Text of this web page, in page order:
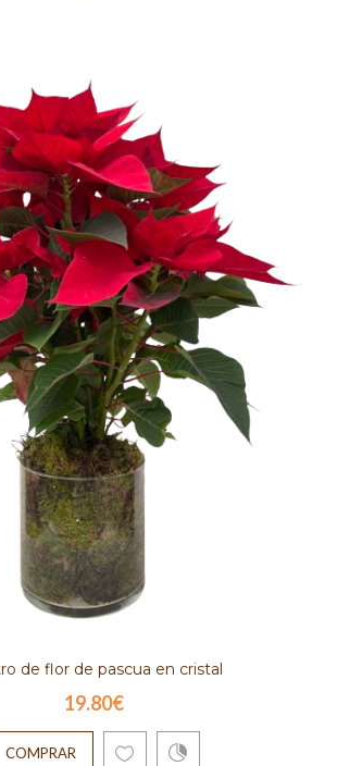
de flor de pascua en cristal
19.80€
COMPRAR